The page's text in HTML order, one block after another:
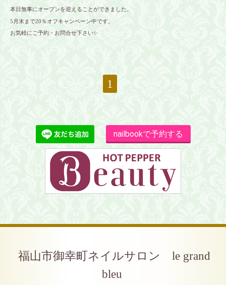
本日無事にオープンを迎えることができました。
5月末まで20％オフキャンペーン中です。
お気軽にご予約・お問合せ下さい✨
1
nailbookで予約する
福山市御幸町ネイルサロン le grand
bleu